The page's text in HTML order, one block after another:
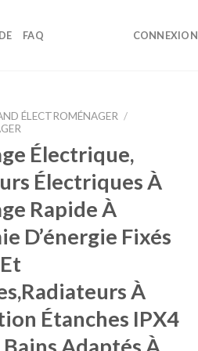
FAQ CONNEXION
ÉLECTROMÉNAGER /
Électrique,
Électriques À
Rapide À
D’énergie Fixés
À
Étanches IPX4
Bains,Adaptés À